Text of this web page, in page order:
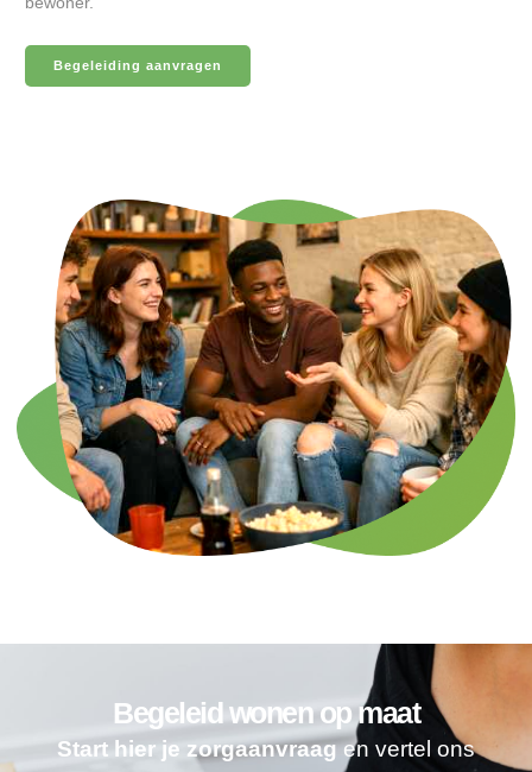
Begeleiding aanvragen
Begeleid wonen op maat
Start hier je zorgaanvraagen vertel ons